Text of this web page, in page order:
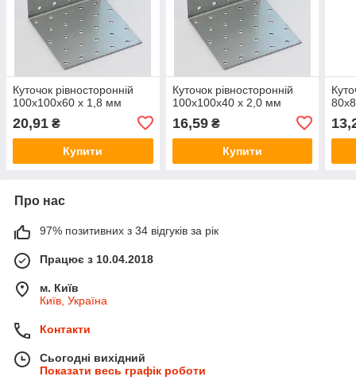
Куточок рівносторонній
100х100х60 х 1,8 мм
20,91 ₴
Купити
Куточок рівносторонній
100х100х40 х 2,0 мм
16,59₴
Купити
Про нас
97% позитивних з 34 відгуків за рік
Працює з 10.04.2018
м. Київ
Київ, Україна
Контакти
Сьогодні вихідний
Показати весь графік роботи